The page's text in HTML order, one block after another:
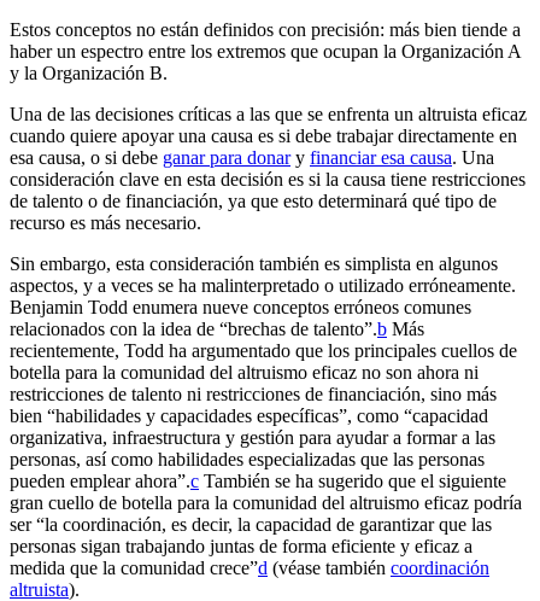
Estos conceptos no están definidos con precisión: más bien tiende a
haber un espectro entre los extremos que ocupan la Organización A
y la Organización B.
Una de las decisiones críticas a las que se enfrenta un altruista eficaz
cuando quiere apoyar una causa es si debe trabajar directamente en
esa causa, o si debe ganar para donary financiar esa causa. Una
consideración clave en esta decisión es si la causa tiene restricciones
de talento o de financiación, ya que esto determinará qué tipo de
recurso es más necesario.
Sin embargo, esta consideración también es simplista en algunos
aspectos, y a veces se ha malinterpretado o utilizado erróneamente.
Benjamin Todd enumera nueve conceptos erróneos comunes
relacionados con la idea de “brechas de talento”.⁠b Más
recientemente, Todd ha argumentado que los principales cuellos de
botella para la comunidad del altruismo eficaz no son ahora ni
restricciones de talento ni restricciones de financiación, sino más
bien “habilidades y capacidades específicas”, como “capacidad
organizativa, infraestructura y gestión para ayudar a formar a las
personas, así como habilidades especializadas que las personas
pueden emplear ahora”.⁠c También se ha sugerido que el siguiente
gran cuello de botella para la comunidad del altruismo eficaz podría
ser “la coordinación, es decir, la capacidad de garantizar que las
personas sigan trabajando juntas de forma eficiente y eficaz a
medida que la comunidad crece”⁠d (véase también coordinación
altruista).